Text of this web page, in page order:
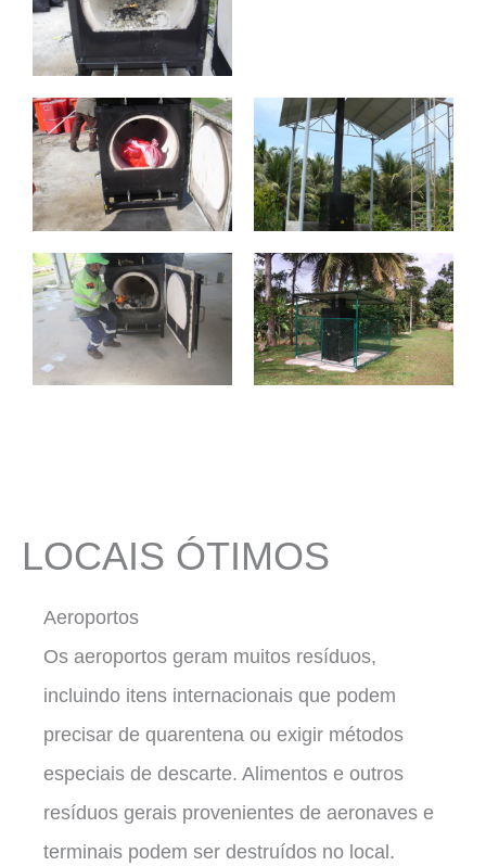
LOCAIS ÓTIMOS
Aeroportos
Os aeroportos geram muitos resíduos,
incluindo itens internacionais que podem
precisar de quarentena ou exigir métodos
especiais de descarte. Alimentos e outros
resíduos gerais provenientes de aeronaves e
terminais podem ser destruídos no local.